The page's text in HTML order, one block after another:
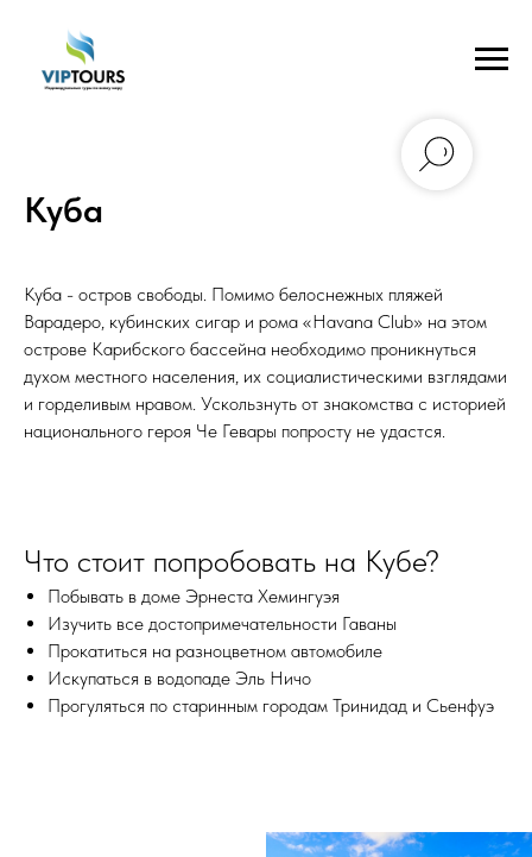
Куба
Куба - остров свободы. Помимо белоснежных пляжей
Варадеро, кубинских сигар и рома «Havana Club» на этом
острове Карибского бассейна необходимо проникнуться
духом местного населения, их социалистическими взглядами
и горделивым нравом. Ускользнуть от знакомства с историей
национального героя Че Гевары попросту не удастся.
Что стоит попробовать на Кубе?
Побывать в доме Эрнеста Хемингуэя
Изучить все достопримечательности Гаваны
Прокатиться на разноцветном автомобиле
Искупаться в водопаде Эль Ничо
Прогуляться по старинным городам Тринидад и Сьенфуэ